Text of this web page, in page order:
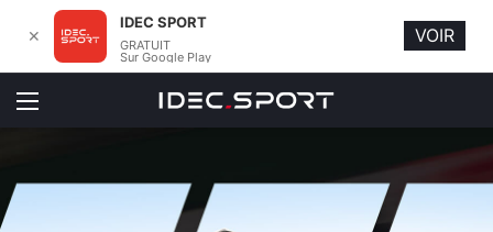
Menu
✕
IDEC SPORT
GRATUIT
Sur Google Play
VOIR